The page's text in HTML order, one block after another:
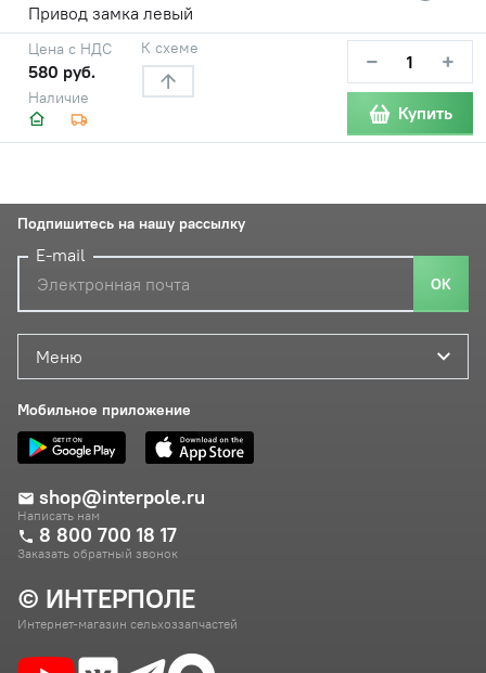
Привод замка левый
Наличие
Цена с НДС
580 руб.
К схеме − +
Купить
© ИНТЕРПОЛЕ
Интернет-магазин сельхоззапчастей
Меню
Мобильное приложение
shop@interpole.ru
Написать нам
8 800 700 18 17
Заказать обратный звонок
Подпишитесь на нашу рассылку
E-mail
ОК